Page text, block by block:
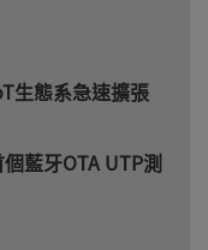
生態系急速擴張
藍牙OTA UTP測